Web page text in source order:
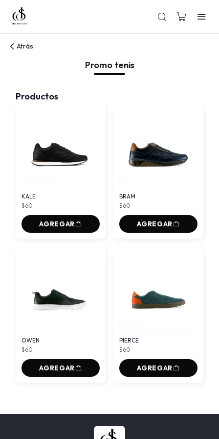
Atrás
Promo tenis
Productos
KALE
$60
AGREGAR
BRAM
$60
AGREGAR
OWEN
$60
AGREGAR
PIERCE
$60
AGREGAR